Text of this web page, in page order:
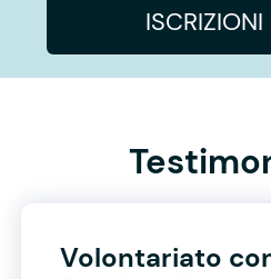
Volontariato